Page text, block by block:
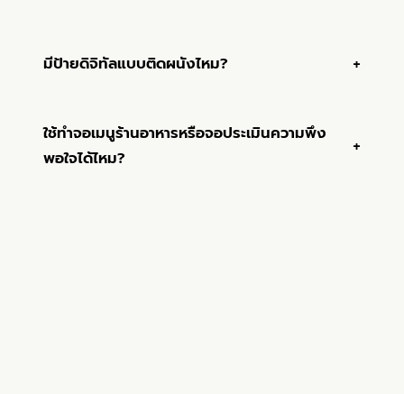
มีป้ายดิจิทัลแบบติดผนังไหม?
ใช้ทำจอเมนูร้านอาหารหรือจอประเมินความพึง
พอใจได้ไหม?